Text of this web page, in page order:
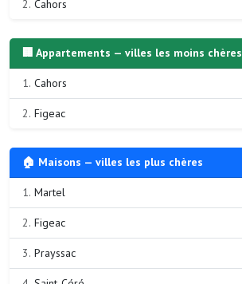
2. Cahors
🏢 Appartements — villes les moins chères
1. Cahors
2. Figeac
🏠 Maisons — villes les plus chères
1. Martel
2. Figeac
3. Prayssac